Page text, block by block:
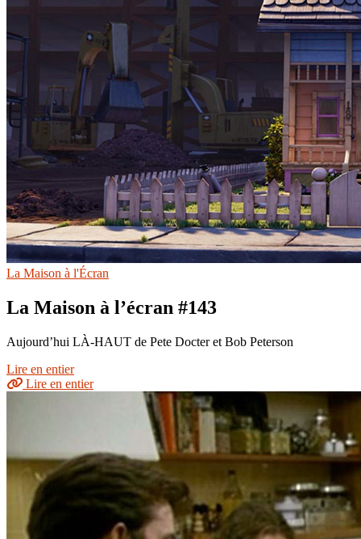
La Maison à l'Écran
La Maison à l’écran #143
Aujourd’hui LÀ-HAUT de Pete Docter et Bob Peterson
Lire en entier
Lire en entier